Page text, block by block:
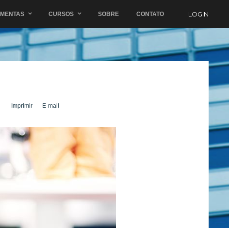
LOGIN
CURSOS SOBRE CONTATO
Imprimir E-mail